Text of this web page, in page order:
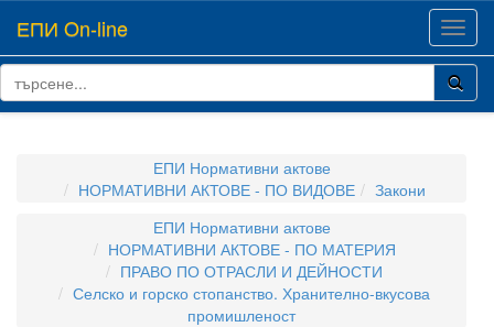
ЕПИ On-line
ЕПИ Нормативни актове
НОРМАТИВНИ АКТОВЕ - ПО ВИДОВЕ
Закони
ЕПИ Нормативни актове
НОРМАТИВНИ АКТОВЕ - ПО МАТЕРИЯ
ПРАВО ПО ОТРАСЛИ И ДЕЙНОСТИ
Селско и горско стопанство. Хранително-вкусова
промишленост